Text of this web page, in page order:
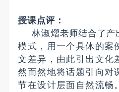
授课点评：
林淑熠老师结合了产
模式，用一个具体的案
文差异，由此引出文化
然而然地将话题引向对
节在设计层面自然流畅